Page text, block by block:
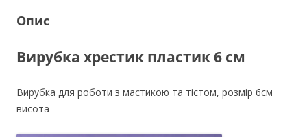
Опис
Вирубка хрестик пластик 6 см
Вирубка для роботи з мастикою та тістом, розмір 6см
висота